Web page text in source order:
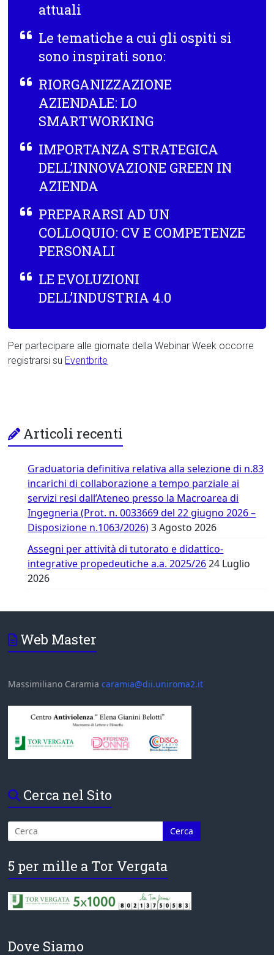
attuali
Le tematiche a cui gli ospiti si
sono inspirati sono:
RIORGANIZZAZIONE
AZIENDALE: LO
SMARTWORKING
IMPORTANZA STRATEGICA
DELL’INNOVAZIONE GREEN IN
AZIENDA
PREPARARSI AD UN
COLLOQUIO: CV E COMPETENZE
PERSONALI
LE EVOLUZIONI
DELL’INDUSTRIA 4.0
Per partecipare alle giornate della Webinar Week occorre
registrarsi su Eventbrite
Articoli recenti
Graduatoria definitiva relativa alla selezione di n.83
incarichi di collaborazione a tempo parziale ai
servizi resi dall’Ateneo presso la Macroarea di
Ingegneria (Prot. n. 0033669 del 22 giugno 2026 –
Disposizione n.1063/2026) 3 Agosto 2026
Assegni per attività di tutorato e didattico-
integrative propedeutiche a.a. 2025/26 24 Luglio
2026
Web Master
Massimiliano Caramiacaramia@dii.uniroma2.it
Cerca nel Sito
5 per mille a Tor Vergata
Dove Siamo